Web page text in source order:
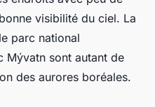
visibilité du ciel. La
parc national
Mývatn sont autant de
des aurores boréales.